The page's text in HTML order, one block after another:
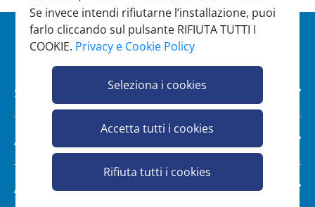
Se invece intendi rifiutarne l’installazione, puoi
farlo cliccando sul pulsante RIFIUTA TUTTI I
COOKIE. Privacy e Cookie Policy
Seleziona i cookies
Accetta tutti i cookies
Rifiuta tutti i cookies
Scelgo Full Service
Assistenza
Area legale